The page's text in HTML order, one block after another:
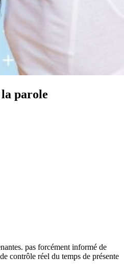
la parole
pas forcément informé de
contrôle réel du temps de présente